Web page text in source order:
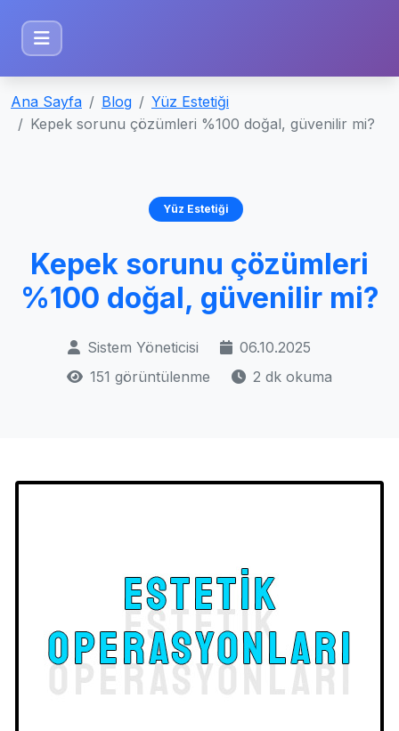
Ana Sayfa Blog
Yüz Estetiği
Kepek sorunu çözümleri %100 doğal, güvenilir mi?
Yüz Estetiği
Kepek sorunu çözümleri
%100 doğal, güvenilir mi?
Sistem Yöneticisi
06.10.2025
151 görüntülenme
2 dk okuma